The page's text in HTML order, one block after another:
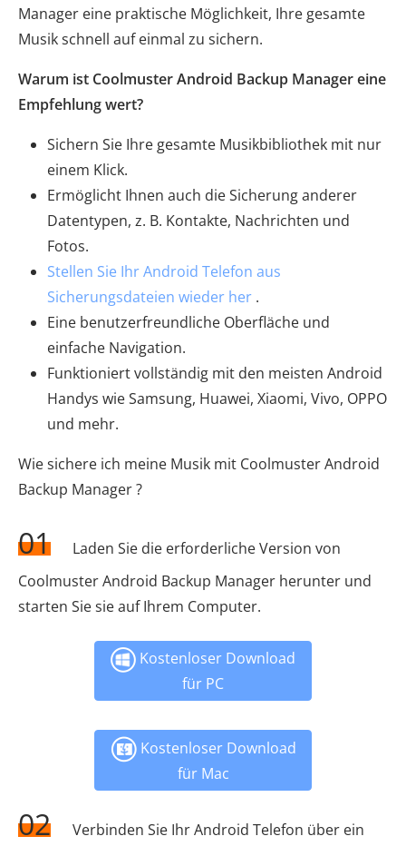
Manager eine praktische Möglichkeit, Ihre gesamte
Musik schnell auf einmal zu sichern.
Warum ist Coolmuster Android Backup Manager eine
Empfehlung wert?
Sichern Sie Ihre gesamte Musikbibliothek mit nur
einem Klick.
Ermöglicht Ihnen auch die Sicherung anderer
Datentypen, z. B. Kontakte, Nachrichten und
Fotos.
Stellen Sie Ihr Android Telefon aus
Sicherungsdateien wieder her .
Eine benutzerfreundliche Oberfläche und
einfache Navigation.
Funktioniert vollständig mit den meisten Android
Handys wie Samsung, Huawei, Xiaomi, Vivo, OPPO
und mehr.
Wie sichere ich meine Musik mit Coolmuster Android
Backup Manager ?
01
Laden Sie die erforderliche Version von
Coolmuster Android Backup Manager herunter und
starten Sie sie auf Ihrem Computer.
Kostenloser Download
für PC
Kostenloser Download
für Mac
02
Verbinden Sie Ihr Android Telefon über ein